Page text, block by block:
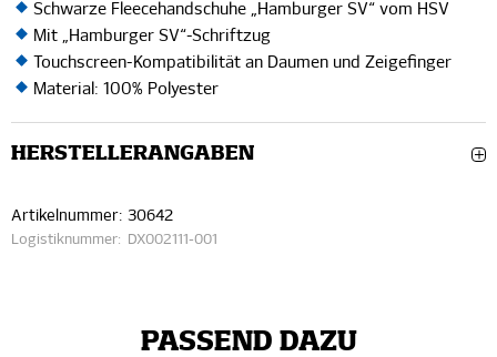
Schwarze Fleecehandschuhe „Hamburger SV“ vom HSV
Mit „Hamburger SV“-Schriftzug
Touchscreen-Kompatibilität an Daumen und Zeigefinger
Material: 100% Polyester
HERSTELLERANGABEN
Artikelnummer: 30642
Logistiknummer: DX002111-001
PASSEND DAZU